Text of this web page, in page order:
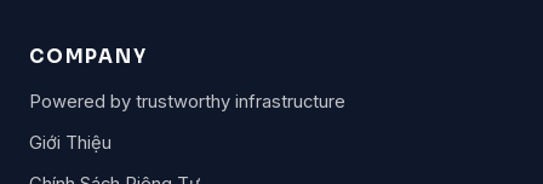
COMPANY
Powered by trustworthy infrastructure
Giới Thiệu